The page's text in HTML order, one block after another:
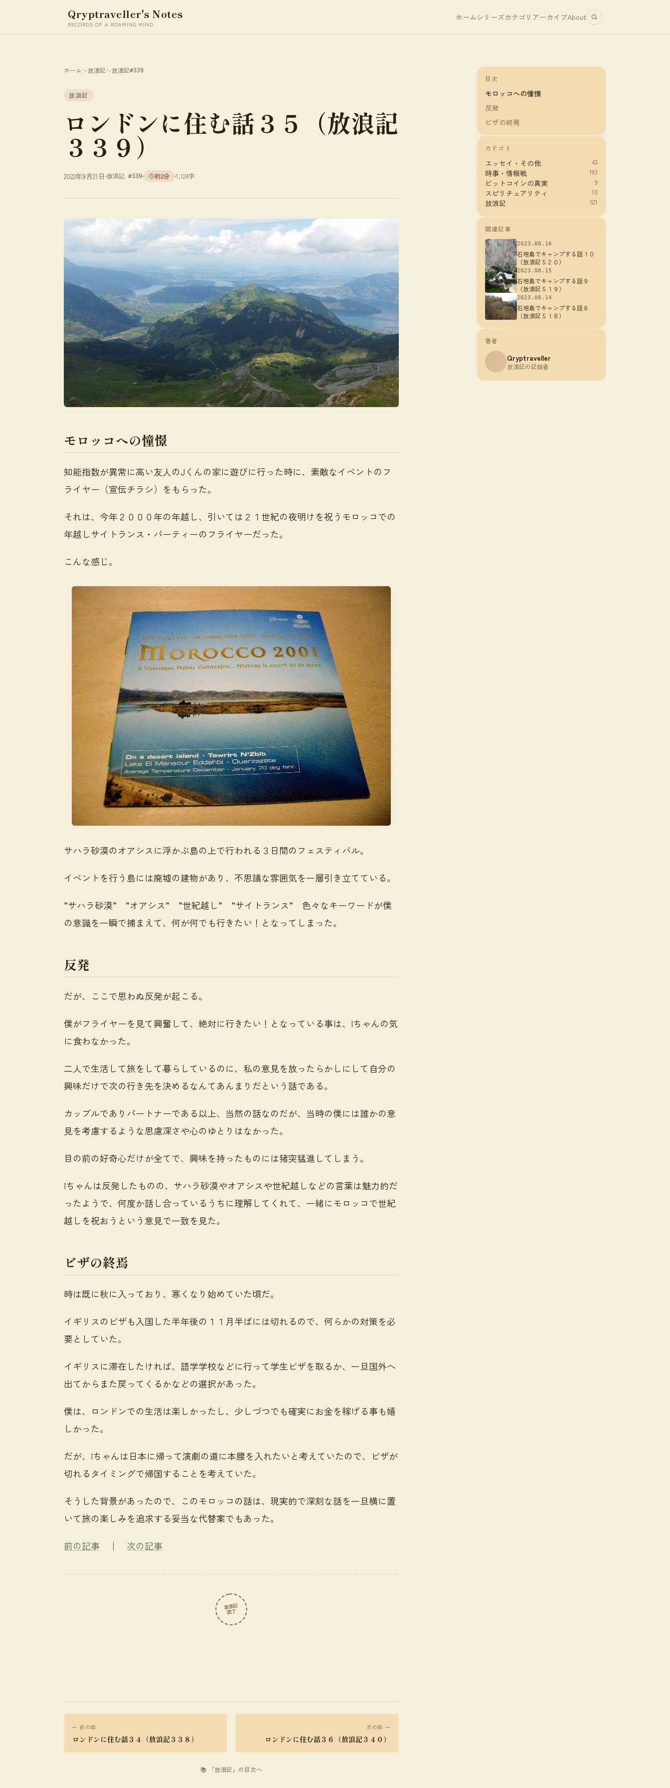
Qryptraveller's Notes
RECORDS OF A ROAMING MIND
ホーム シリーズカテゴリ アーカイブAbout
ホーム〜放浪記〜放浪記#339
放浪記
ロンドンに住む話３５（放浪記
３３９）
2022年9月21日 放浪記 #339 約2分 1,124字
モロッコへの憧憬
知能指数が異常に高い友人のJくんの家に遊びに行った時に、素敵なイベントのフ
ライヤー（宣伝チラシ）をもらった。
それは、今年２０００年の年越し、引いては２１世紀の夜明けを祝うモロッコでの
年越しサイトランス・パーティーのフライヤーだった。
こんな感じ。
サハラ砂漠のオアシスに浮かぶ島の上で行われる３日間のフェスティバル。
イベントを行う島には廃墟の建物があり、不思議な雰囲気を一層引き立てている。
”サハラ砂漠” ”オアシス” ”世紀越し” ”サイトランス” 色々なキーワードが僕
の意識を一瞬で捕まえて、何が何でも行きたい！となってしまった。
反発
だが、ここで思わぬ反発が起こる。
僕がフライヤーを見て興奮して、絶対に行きたい！となっている事は、Iちゃんの気
に食わなかった。
二人で生活して旅をして暮らしているのに、私の意見を放ったらかしにして自分の
興味だけで次の行き先を決めるなんてあんまりだという話である。
カップルでありパートナーである以上、当然の話なのだが、当時の僕には誰かの意
見を考慮するような思慮深さや心のゆとりはなかった。
目の前の好奇心だけが全てで、興味を持ったものには猪突猛進してしまう。
Iちゃんは反発したものの、サハラ砂漠やオアシスや世紀越しなどの言葉は魅力的だ
ったようで、何度か話し合っているうちに理解してくれて、一緒にモロッコで世紀
越しを祝おうという意見で一致を見た。
ビザの終焉
時は既に秋に入っており、寒くなり始めていた頃だ。
イギリスのビザも入国した半年後の１１月半ばには切れるので、何らかの対策を必
要としていた。
イギリスに滞在したければ、語学学校などに行って学生ビザを取るか、一旦国外へ
出てからまた戻ってくるかなどの選択があった。
僕は、ロンドンでの生活は楽しかったし、少しづつでも確実にお金を稼げる事も嬉
しかった。
だが、Iちゃんは日本に帰って演劇の道に本腰を入れたいと考えていたので、ビザが
切れるタイミングで帰国することを考えていた。
そうした背景があったので、このモロッコの話は、現実的で深刻な話を一旦横に置
いて旅の楽しみを追求する妥当な代替案でもあった。
前の記事 ｜ 次の記事
放浪記
読了
目次
モロッコへの憧憬
反発
ビザの終焉
カテゴリ
エッセイ・その他 43
時事・情報戦 193
ビットコインの真実 9
スピリチュアリティ 10
放浪記 521
関連記事
2023.08.16
石垣島でキャンプする話１０
（放浪記５２０）
2023.08.15
石垣島でキャンプする話９
（放浪記５１９）
2023.08.14
石垣島でキャンプする話８
（放浪記５１８）
著者
Qryptraveller
放浪記の記録者
← 前の話
ロンドンに住む話３４（放浪記３３８）
次の話 →
ロンドンに住む話３６（放浪記３４０）
📚 「放浪記」の目次へ